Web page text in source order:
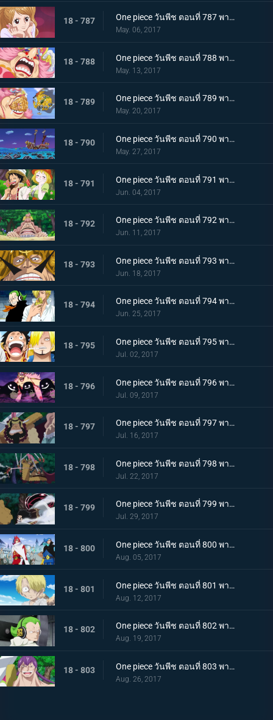
18 - 787 One piece วันพีช ตอนที่ 787 พากย์ไทย ลูกสาวของสี่จักรพรรดิ พุดดิ้ง คู่หมั้นของซันจิ
May. 06, 2017
18 - 788 One piece วันพีช ตอนที่ 788 พากย์ไทย คลั่งสะท้านเมือง มัมผู้หิวกระหาย
May. 13, 2017
18 - 789 One piece วันพีช ตอนที่ 789 พากย์ไทย เมืองหลวงพินาศ บิ๊กมัมกับจินเบ
May. 20, 2017
18 - 790 One piece วันพีช ตอนที่ 790 พากย์ไทย ปราสาทของสี่จักรพรรดิ ถึงแล้วโฮลเค้กไอแลนด์
May. 27, 2017
18 - 791 One piece วันพีช ตอนที่ 791 พากย์ไทย ป่าของหวานพิลึก ลูฟี่ VS ลูฟี่
Jun. 04, 2017
18 - 792 One piece วันพีช ตอนที่ 792 พากย์ไทย นักฆ่าของหม่าม๊า ลูฟี่กับป่าพิศวง!
Jun. 11, 2017
18 - 793 One piece วันพีช ตอนที่ 793 พากย์ไทย ประเทศลอยทะเล จัดจ์ กษัตริย์แห่งเจอร์ม่า
Jun. 18, 2017
18 - 794 One piece วันพีช ตอนที่ 794 พากย์ไทย พ่อลูกปะทะกัน จัดจ์ VS ซันจิ
Jun. 25, 2017
18 - 795 One piece วันพีช ตอนที่ 795 พากย์ไทย ความทะเยอทะยานที่ยิ่งใหญ่ บิ๊กมัมกับซีซ่าร์
Jul. 02, 2017
18 - 796 One piece วันพีช ตอนที่ 796 พากย์ไทย ดินแดนแห่งวิญญาณ ความสามารถที่น่ากลัวของมัม
Jul. 09, 2017
18 - 797 One piece วันพีช ตอนที่ 797 พากย์ไทย หัวหน้าใหญ่ ! 1 ใน 3 แม่ทัพแครกเกอร์ปรากฏตัว
Jul. 16, 2017
18 - 798 One piece วันพีช ตอนที่ 798 พากย์ไทย คู่ปรับ 800 ล้าน ลูฟี่ VS แครกเกอร์พันมือ
Jul. 22, 2017
18 - 799 One piece วันพีช ตอนที่ 799 พากย์ไทย การปะทะสุดกำลัง เกียร์สี่ VS พลังบิสบิส
Jul. 29, 2017
18 - 800 One piece วันพีช ตอนที่ 800 พากย์ไทย 1 กับ 2 รวมตัว ! ครอบครัววินสโมค
Aug. 05, 2017
18 - 801 One piece วันพีช ตอนที่ 801 พากย์ไทย ชีวิตของผู้มีพระคุณ ซันจิกับโอเนอร์เชฟ
Aug. 12, 2017
18 - 802 One piece วันพีช ตอนที่ 802 พากย์ไทย ซันจิผู้โกรธเกรี้ยว ความลับของเจอร์ม่า 66
Aug. 19, 2017
18 - 803 One piece วันพีช ตอนที่ 803 พากย์ไทย อดีตที่ถูกทิ้งไป วินสโมค ซันจิ
Aug. 26, 2017